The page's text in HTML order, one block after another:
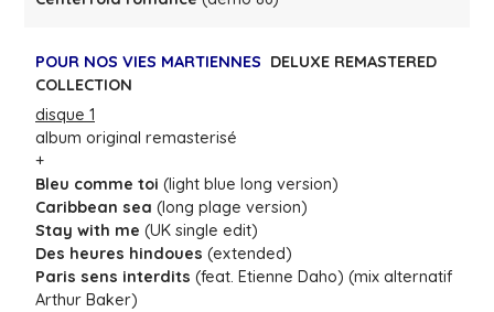
POUR NOS VIES MARTIENNES DELUXE REMASTERED
COLLECTION
disque 1
album original remasterisé
+
Bleu comme toi (light blue long version)
Caribbean sea (long plage version)
Stay with me (UK single edit)
Des heures hindoues (extended)
Paris sens interdits (feat. Etienne Daho) (mix alternatif
Arthur Baker)